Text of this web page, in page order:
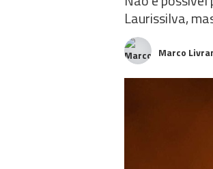
Laurissilva,
Marco